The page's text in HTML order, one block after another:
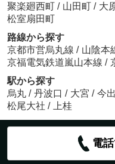
聚楽廻西町 / 山田町 / 大
松室扇田町
路線から探す
京都市営烏丸線 / 山陰本
京福電気鉄道嵐山本線 /
駅から探す
烏丸 / 丹波口 / 大宮 / 今出
松尾大社 / 上桂
電